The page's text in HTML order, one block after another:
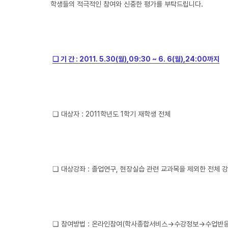
학생들의 적극적인 참여와 신중한 평가를 부탁드립니다.
❏ 기 간 : 2011. 5.30(월),09:30 ~ 6. 6(월),24:00까지
❏ 대상자 : 2011학년도 1학기 재학생 전체
❏ 대상강좌 : 졸업연구, 현장실습 관련 교과목을 제외한 전체
❏ 참여방법 : 온라인참여(학사종합서비스→수강정보→수업반